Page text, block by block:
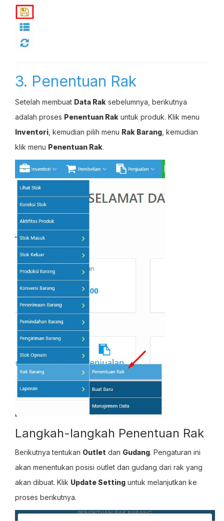
3. Penentuan Rak
Setelah membuat Data Rak sebelumnya, berikutnya
adalah proses Penentuan Rak untuk produk. Klik menu
Inventori , kemudian pilih menu Rak Barang , kemudian
klik menu Penentuan Rak.
Langkah-langkah Penentuan Rak
Berikutnya tentukan Outlet dan Gudang. Pengaturan ini
akan menentukan posisi outlet dan gudang dari rak yang
akan dibuat. Klik Update Setting untuk melanjutkan ke
proses berikutnya.